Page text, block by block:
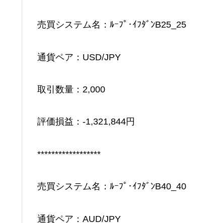
売買システム名：ﾙｰﾌﾟ･ｲﾌﾀﾞﾝB25_25
通貨ペア：USD/JPY
取引数量：2,000
評価損益：-1,321,844円
******************
売買システム名：ﾙｰﾌﾟ･ｲﾌﾀﾞﾝB40_40
通貨ペア：AUD/JPY